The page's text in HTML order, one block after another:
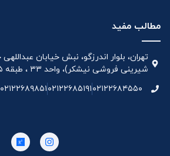
مطالب مفید
شیرینی فروشی نیشکر)، واحد ۳۳ ، طبقه ۵
۰۲۱۲۲۶۸۴۵۵۰۰۲۱۲۲۶۸۵۱۹۱۰۲۱۲۲۶۸۹۸۵۱